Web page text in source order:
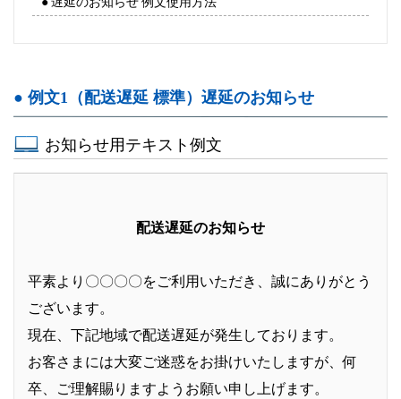
● 例文1（配送遅延 標準）遅延のお知らせ
お知らせ用テキスト例文
配送遅延のお知らせ
平素より〇〇〇〇をご利用いただき、誠にありがとう
ございます。
現在、下記地域で配送遅延が発生しております。
お客さまには大変ご迷惑をお掛けいたしますが、何
卒、ご理解賜りますようお願い申し上げます。